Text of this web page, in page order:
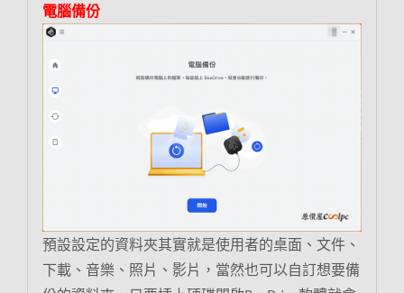
電腦備份
預設設定的資料夾其實就是使用者的桌面、文件、
下載、音樂、照片、影片，當然也可以自訂想要備